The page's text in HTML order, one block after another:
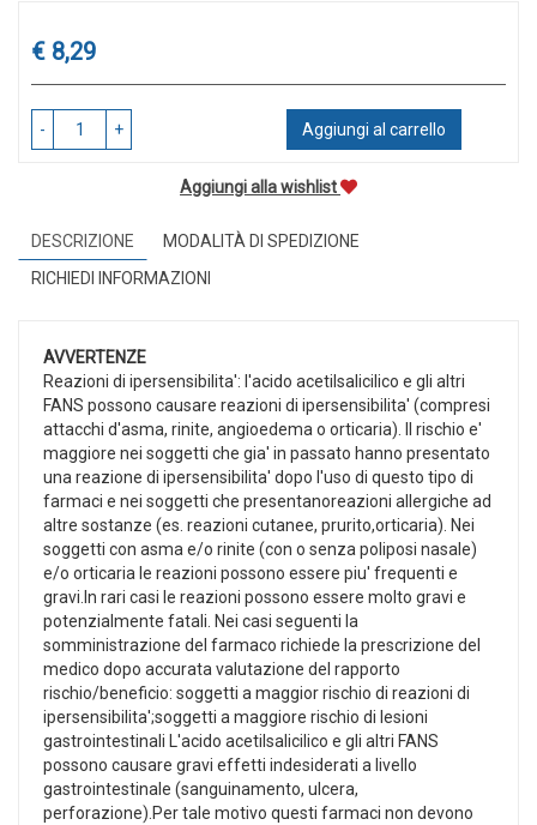
Prezzo
€ 8,29
- + Aggiungi al carrello
Aggiungi alla wishlist
DESCRIZIONE
MODALITÀ DI SPEDIZIONE
RICHIEDI INFORMAZIONI
AVVERTENZE
Reazioni di ipersensibilita': l'acido acetilsalicilico e gli altri
FANS possono causare reazioni di ipersensibilita' (compresi
attacchi d'asma, rinite, angioedema o orticaria). Il rischio e'
maggiore nei soggetti che gia' in passato hanno presentato
una reazione di ipersensibilita' dopo l'uso di questo tipo di
farmaci e nei soggetti che presentanoreazioni allergiche ad
altre sostanze (es. reazioni cutanee, prurito,orticaria). Nei
soggetti con asma e/o rinite (con o senza poliposi nasale)
e/o orticaria le reazioni possono essere piu' frequenti e
gravi.In rari casi le reazioni possono essere molto gravi e
potenzialmente fatali. Nei casi seguenti la
somministrazione del farmaco richiede la prescrizione del
medico dopo accurata valutazione del rapporto
rischio/beneficio: soggetti a maggior rischio di reazioni di
ipersensibilita';soggetti a maggiore rischio di lesioni
gastrointestinali L'acido acetilsalicilico e gli altri FANS
possono causare gravi effetti indesiderati a livello
gastrointestinale (sanguinamento, ulcera,
perforazione).Per tale motivo questi farmaci non devono